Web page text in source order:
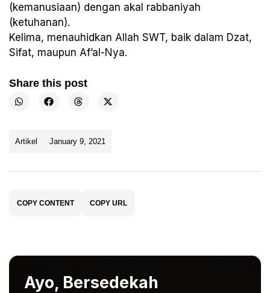
(kemanusiaan) dengan akal rabbaniyah
(ketuhanan).
Kelima, menauhidkan Allah SWT, baik dalam Dzat,
Sifat, maupun Af’al-Nya.
Share this post
Artikel January 9, 2021
COPY CONTENT COPY URL
Ayo, Bersedekah